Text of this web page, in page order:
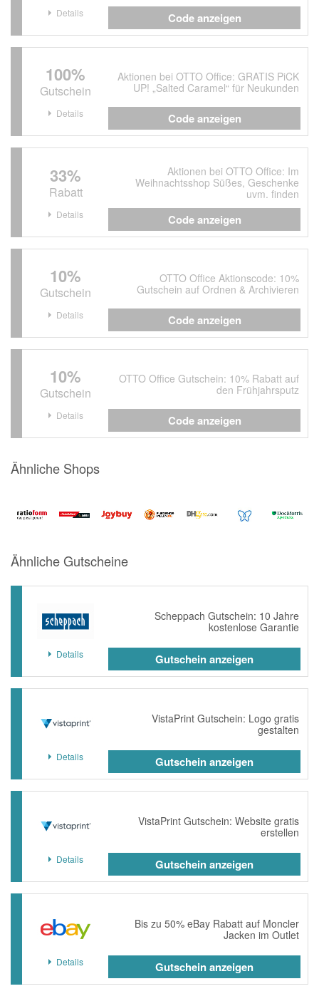
Details Code anzeigen
100%
Gutschein
Aktionen bei OTTO Office: GRATIS PiCK
UP! „Salted Caramel“ für Neukunden
Details Code anzeigen
33%
Rabatt
Aktionen bei OTTO Office: Im
Weihnachtsshop Süßes, Geschenke
uvm. finden
Details Code anzeigen
10%
Gutschein
OTTO Office Aktionscode: 10%
Gutschein auf Ordnen & Archivieren
Details Code anzeigen
10%
Gutschein
OTTO Office Gutschein: 10% Rabatt auf
den Frühjahrsputz
Details Code anzeigen
Ähnliche Shops
Ähnliche Gutscheine
Scheppach Gutschein: 10 Jahre
kostenlose Garantie
Details Gutschein anzeigen
VistaPrint Gutschein: Logo gratis
gestalten
Details Gutschein anzeigen
VistaPrint Gutschein: Website gratis
erstellen
Details Gutschein anzeigen
Bis zu 50% eBay Rabatt auf Moncler
Jacken im Outlet
Details Gutschein anzeigen